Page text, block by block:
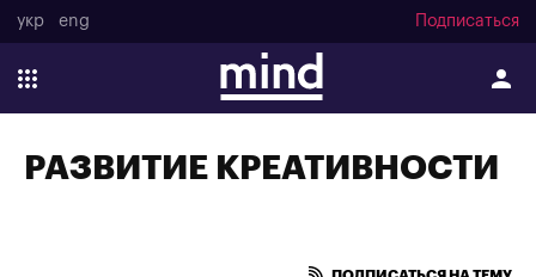
укр eng Подписаться
РАЗВИТИЕ КРЕАТИВНОСТИ